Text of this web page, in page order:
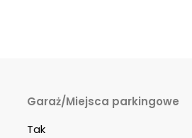
Garaż/Miejsca parkingowe
Tak